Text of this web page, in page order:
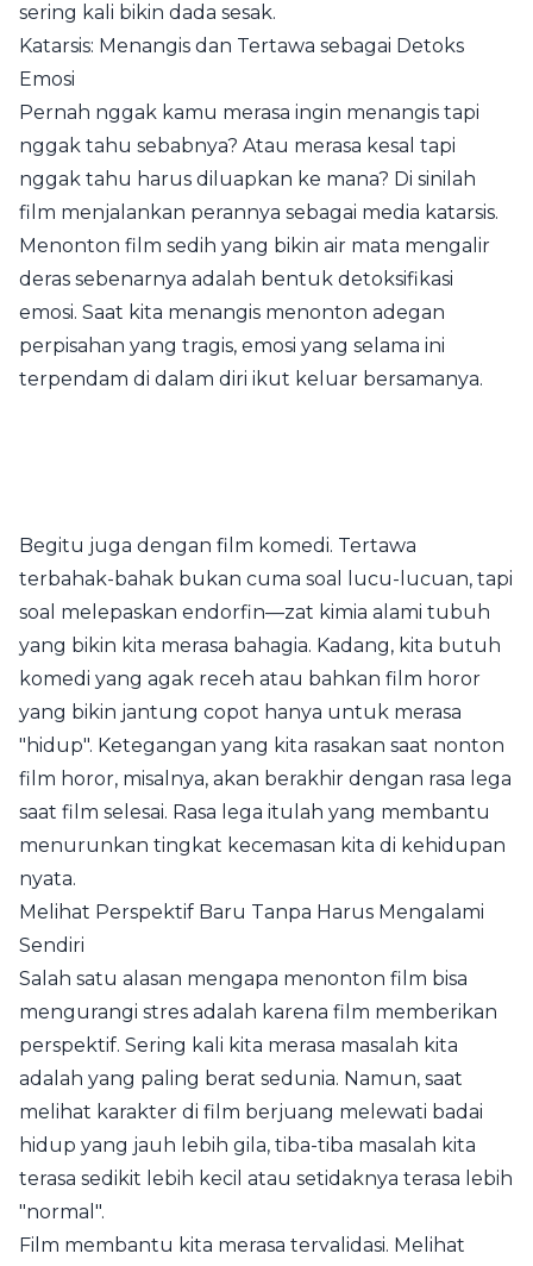
sering kali bikin dada sesak.
Katarsis: Menangis dan Tertawa sebagai Detoks
Emosi
Pernah nggak kamu merasa ingin menangis tapi
nggak tahu sebabnya? Atau merasa kesal tapi
nggak tahu harus diluapkan ke mana? Di sinilah
film menjalankan perannya sebagai media katarsis.
Menonton film sedih yang bikin air mata mengalir
deras sebenarnya adalah bentuk detoksifikasi
emosi. Saat kita menangis menonton adegan
perpisahan yang tragis, emosi yang selama ini
terpendam di dalam diri ikut keluar bersamanya.
Begitu juga dengan film komedi. Tertawa
terbahak-bahak bukan cuma soal lucu-lucuan, tapi
soal melepaskan endorfin—zat kimia alami tubuh
yang bikin kita merasa bahagia. Kadang, kita butuh
komedi yang agak receh atau bahkan film horor
yang bikin jantung copot hanya untuk merasa
"hidup". Ketegangan yang kita rasakan saat nonton
film horor, misalnya, akan berakhir dengan rasa lega
saat film selesai. Rasa lega itulah yang membantu
menurunkan tingkat kecemasan kita di kehidupan
nyata.
Melihat Perspektif Baru Tanpa Harus Mengalami
Sendiri
Salah satu alasan mengapa menonton film bisa
mengurangi stres adalah karena film memberikan
perspektif. Sering kali kita merasa masalah kita
adalah yang paling berat sedunia. Namun, saat
melihat karakter di film berjuang melewati badai
hidup yang jauh lebih gila, tiba-tiba masalah kita
terasa sedikit lebih kecil atau setidaknya terasa lebih
"normal".
Film membantu kita merasa tervalidasi. Melihat